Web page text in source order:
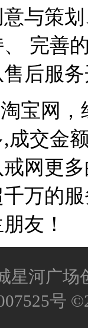
与策
完善
后服
宝网
交金
网更
万的
友！
星河广场
号